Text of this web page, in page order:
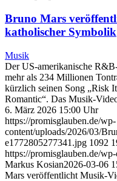
Bruno Mars
katholischer Symbolik
Musik
Der US-amerikanische
mehr als 234 Millionen
kürzlich seinen Song „Risk
Romantic“. Das Musik-
6. März 2026 15:00 Uhr
https://promisglauben.de/wp-
content/uploads/2026/03/
e1772805277341.jpg 1092
https://promisglauben.de/
Markus Kosian2026-03-06
Mars veröffentlicht Musik-